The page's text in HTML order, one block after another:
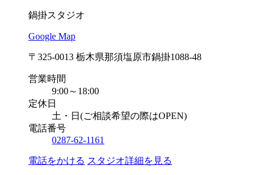
鍋掛スタジオ
Google Map
〒325-0013 栃木県那須塩原市鍋掛1088-48
営業時間
9:00～18:00
定休日
土・日(ご相談希望の際はOPEN)
電話番号
0287-62-1161
電話をかける スタジオ詳細を見る